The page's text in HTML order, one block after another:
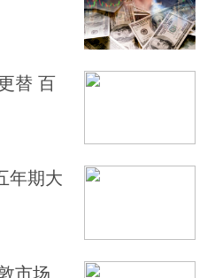
替 百
年期大
市场